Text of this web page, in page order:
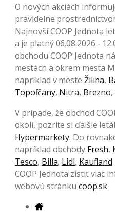
O nových akciách
pravidelne
Najnovší COOP Jednota
a je platný 06.08.2026 -
obchodu COOP Jednota
mestách a okrem mesta
napríklad v meste Žilina,
Topoľčany, Nitra, Brezno,
V prípade, že obchod
okolí, pozrite si ďalšie
Hypermarkety. Do
napríklad obchody Fresh,
Tesco, Billa, Lidl, Kaufland
COOP Jednota zistiť viac
webovú stránku coop.sk.